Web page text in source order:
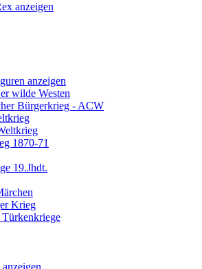
anzeigen
anzeigen
wilde Westen
Bürgerkrieg - ACW
1870-71
19.Jhdt.
Krieg